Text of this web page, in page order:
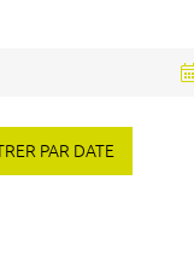
PAR DATE